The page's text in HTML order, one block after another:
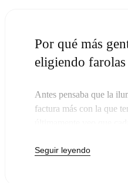
Por qué más
eligiendo farolas
Antes pensaba que la
factura más con la que
verdad es que tiene
Seguir leyendo